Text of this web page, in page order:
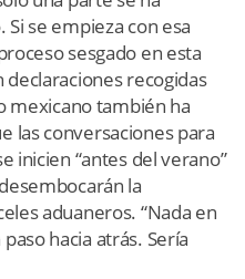
se empieza con esa
sesgado en esta
declaraciones recogidas
mexicano también ha
las conversaciones para
inicien “antes del verano”
la
aduaneros. “Nada en
hacia atrás. Sería